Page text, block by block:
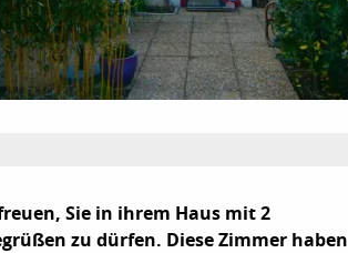
Sie in ihrem Haus mit 2
zu dürfen. Diese Zimmer haben